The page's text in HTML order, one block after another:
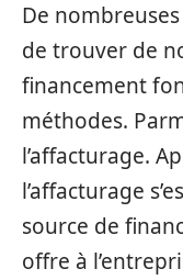
De
de trouver de
financement
méthodes.
l’affacturage.
l’affacturage
source de
offre à